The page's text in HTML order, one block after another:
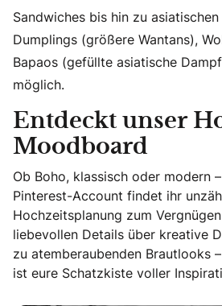
Sandwiches bis hin zu
Dumplings (größere Wantans),
Bapaos (gefüllte asiatische
möglich.
Entdeckt unser
Moodboard
Ob Boho, klassisch oder modern
Pinterest-Account findet ihr
Hochzeitsplanung zum
liebevollen Details über kreative
zu atemberaubenden Brautlooks
ist eure Schatzkiste voller